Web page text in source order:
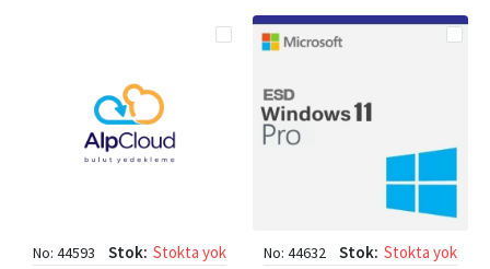
No: 44593 Stok: Stokta yok No: 44632 Stok: Stokta yok